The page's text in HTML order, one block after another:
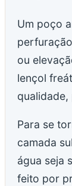
Um poço
ou
lençol
Para se
camada
água seja
feito por